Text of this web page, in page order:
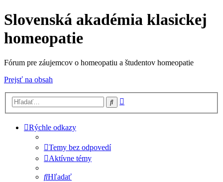
Slovenská akadémia klasickej
homeopatie
Fórum pre záujemcov o homeopatiu a študentov homeopatie
Prejsť na obsah
Hľadať
Rýchle odkazy
Temy bez odpovedí
Aktívne témy
Hľadať